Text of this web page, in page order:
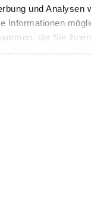
und Analysen
Informationen
die Sie
247,21
39